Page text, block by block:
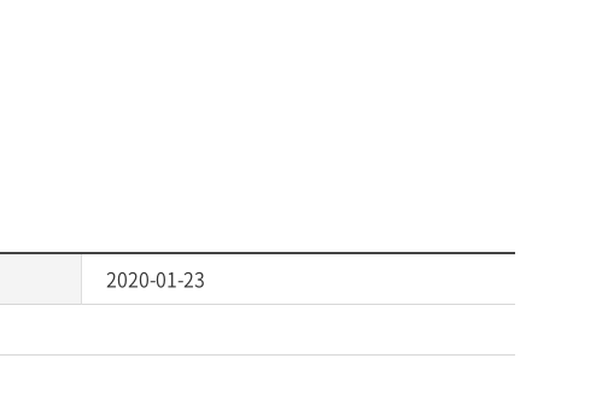
2020-01-23